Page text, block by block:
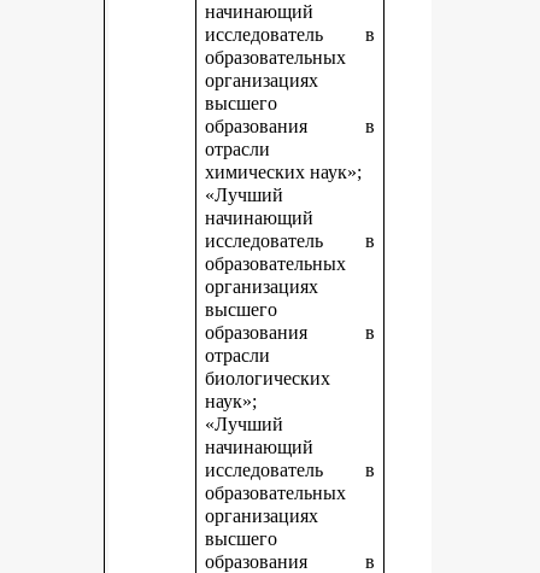
начинающий
исследователь в
образовательных
организациях
высшего
образования в
отрасли
химических наук»;
«Лучший
начинающий
исследователь в
образовательных
организациях
высшего
образования в
отрасли
биологических
наук»;
«Лучший
начинающий
исследователь в
образовательных
организациях
высшего
образования в